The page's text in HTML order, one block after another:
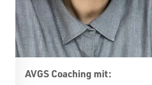
AVGS Coaching mit: